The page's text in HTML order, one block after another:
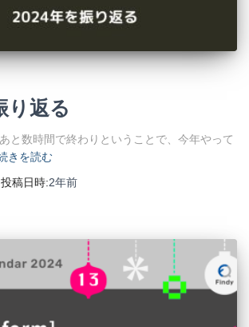
り返る
と数時間で終わりということで、今年やって
きを読む
投稿日時:2年前